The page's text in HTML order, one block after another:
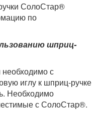
СолоСтар®
по
шприц-
с
иглу к шприц-ручке
Необходимо
с СолоСтар®.